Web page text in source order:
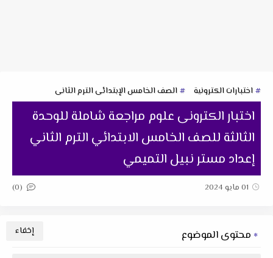
اختبارات الكترونية الصف الخامس الإبتدائى الترم الثانى
اختبار الكترونى علوم مراجعة شاملة للوحدة
الثالثة للصف الخامس الابتدائي الترم الثاني
إعداد مستر نبيل التميمي
01 مايو 2024 (0)
محتوى الموضوع